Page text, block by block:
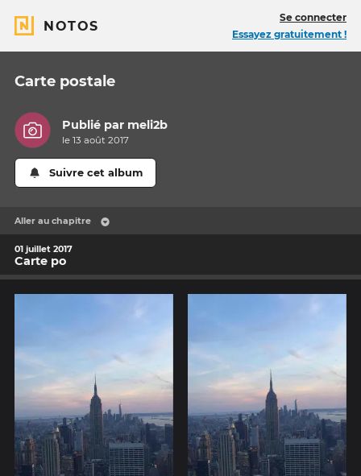
NOTOS
Se connecter
Essayez gratuitement !
Carte postale
Publié par meli2b
le 13 août 2017
Suivre cet album
Aller au chapitre
01 juillet 2017
Carte po